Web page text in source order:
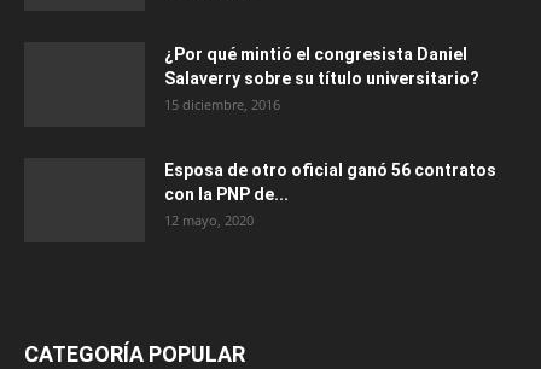
¿Por qué mintió el congresista Daniel
Salaverry sobre su título universitario?
15 diciembre, 2016
Esposa de otro oficial ganó 56 contratos
con la PNP de...
12 mayo, 2020
CATEGORÍA POPULAR